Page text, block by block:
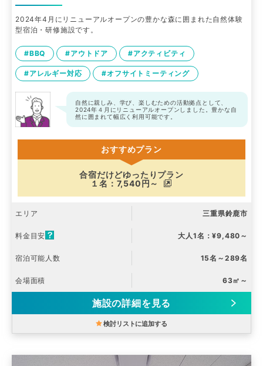
2024年4月にリニューアルオープンの豊かな森に囲まれた自然体験
型宿泊・研修施設です。
#BBQ #アウトドア #アクティビティ
#アレルギー対応 #オフサイトミーティング
自然に親しみ、学び、楽しむための活動拠点として、
2024年４月にリニューアルオープンしました。豊かな自
然に囲まれて幅広く利用可能です。
おすすめプラン
合宿だけどゆったりプラン
１名：7,540円～
エリア 三重県鈴鹿市
料金目安 大人1名：¥9,480～
宿泊可能人数 15名～289名
会場面積 63㎡～
施設の詳細を見る
検討リストに追加する